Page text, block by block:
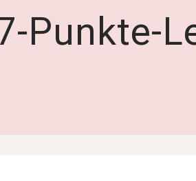
Punkte-